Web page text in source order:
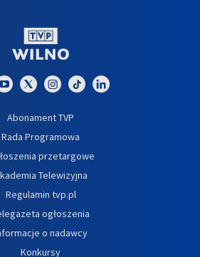
Abonament TVP
Rada Programowa
przetargowe
Telewizyjna
Regulamin tvp.pl
ogłoszenia
o nadawcy
Konkursy